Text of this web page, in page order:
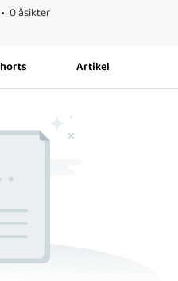
0 åsikter
Artikel